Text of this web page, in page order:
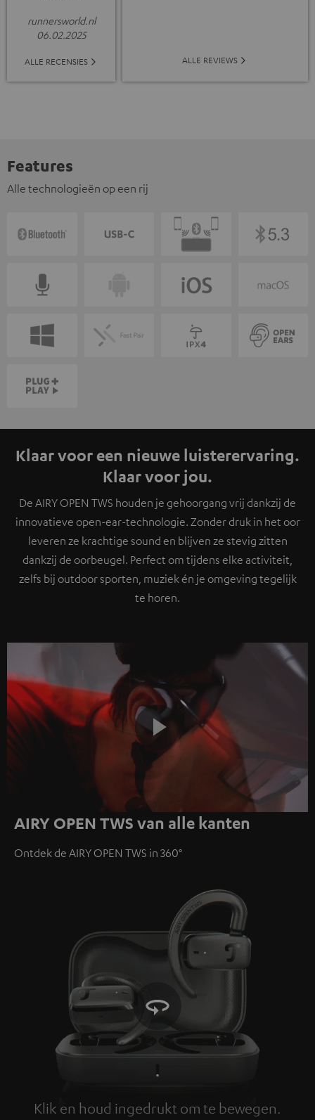
runnersworld.nl
06.02.2025
ALLE RECENSIES ALLE REVIEWS
Features
Alle technologieën op een rij
Klaar voor een nieuwe luisterervaring.
Klaar voor jou.
De AIRY OPEN TWS houden je gehoorgang vrij dankzij de
innovatieve open-ear-technologie. Zonder druk in het oor
leveren ze krachtige sound en blijven ze stevig zitten
dankzij de oorbeugel. Perfect om tijdens elke activiteit,
zelfs bij outdoor sporten, muziek én je omgeving tegelijk
te horen.
Play
Video
AIRY OPEN TWS van alle kanten
Ontdek de AIRY OPEN TWS in 360°
Klik en houd ingedrukt om te bewegen.